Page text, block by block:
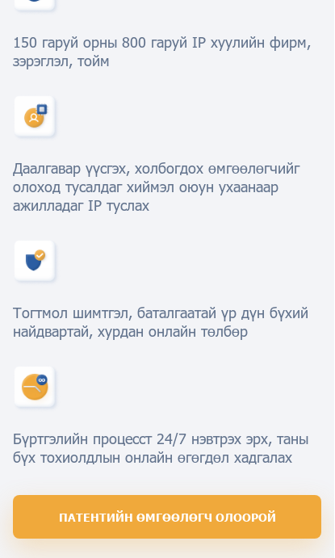
150 гаруй орны 800 гаруй IP хуулийн фирм,
зэрэглэл, тойм
Даалгавар үүсгэх, холбогдох өмгөөлөгчийг
олоход тусалдаг хиймэл оюун ухаанаар
ажилладаг IP туслах
Тогтмол шимтгэл, баталгаатай үр дүн бүхий
найдвартай, хурдан онлайн төлбөр
Бүртгэлийн процесст 24/7 нэвтрэх эрх, таны
бүх тохиолдлын онлайн өгөгдөл хадгалах
ПАТЕНТИЙН ӨМГӨӨЛӨГЧ ОЛООРОЙ